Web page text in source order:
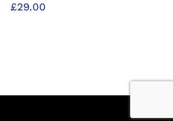
£29.00